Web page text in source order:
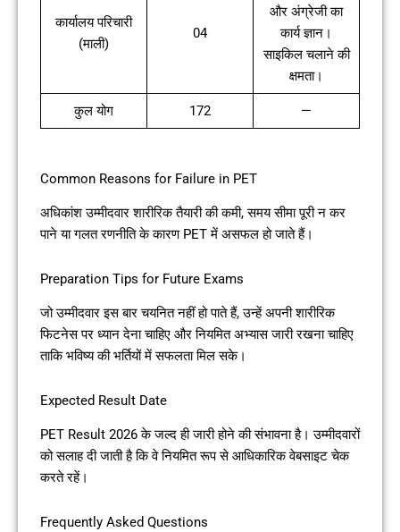
कार्यालय परिचारी
(माली)
04
और अंग्रेजी का
कार्य ज्ञान।
साइकिल चलाने की
क्षमता।
कुल योग 172 —
Common Reasons for Failure in PET
अधिकांश उम्मीदवार शारीरिक तैयारी की कमी, समय सीमा पूरी न कर
पाने या गलत रणनीति के कारण PET में असफल हो जाते हैं।
Preparation Tips for Future Exams
जो उम्मीदवार इस बार चयनित नहीं हो पाते हैं, उन्हें अपनी शारीरिक
फिटनेस पर ध्यान देना चाहिए और नियमित अभ्यास जारी रखना चाहिए
ताकि भविष्य की भर्तियों में सफलता मिल सके।
Expected Result Date
PET Result 2026 के जल्द ही जारी होने की संभावना है। उम्मीदवारों
को सलाह दी जाती है कि वे नियमित रूप से आधिकारिक वेबसाइट चेक
करते रहें।
Frequently Asked Questions